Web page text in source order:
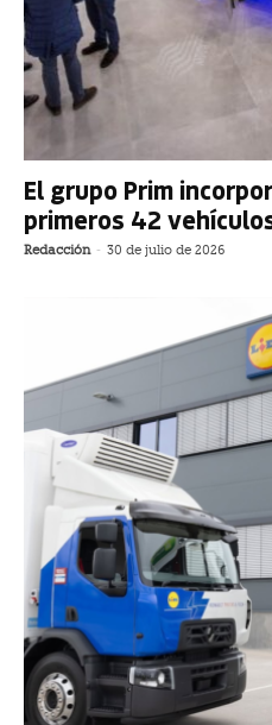
El grupo Prim
primeros 42
Redacción - 30 de julio de 2026